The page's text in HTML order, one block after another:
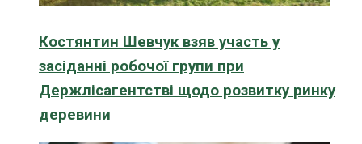
Костянтин Шевчук взяв участь у
засіданні робочої групи при
Держлісагентстві щодо розвитку ринку
деревини